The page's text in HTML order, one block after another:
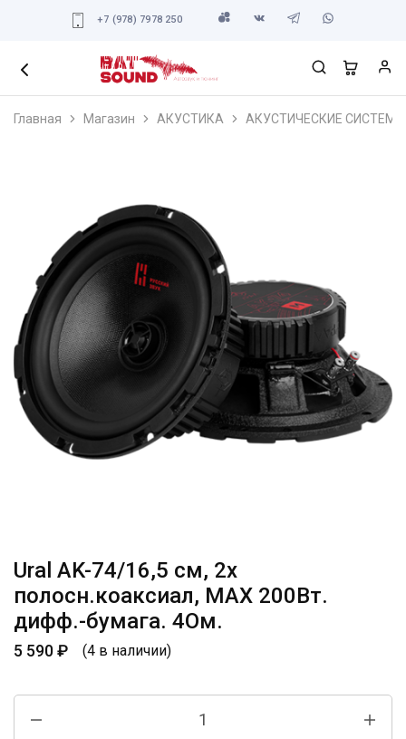
+7 (978) 7978 250
Главная Магазин АКУСТИКА АКУСТИЧЕСКИЕ СИСТЕМЫ
Ural AK-74/16,5 см, 2х
полосн.коаксиал, МАХ 200Вт.
дифф.-бумага. 4Ом.
5 590₽ (4 в наличии)